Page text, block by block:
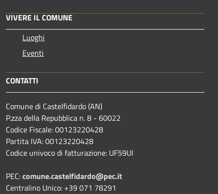
VIVERE IL COMUNE
Luoghi
Eventi
CONTATTI
Comune di Castelfidardo (AN)
P.zza della Repubblica n. 8 - 60022
Codice Fiscale: 00123220428
Partita IVA: 00123220428
Codice univoco di fatturazione: UF59UI
PEC:comune.castelfidardo@pec.it
Centralino Unico: +39 071 78291